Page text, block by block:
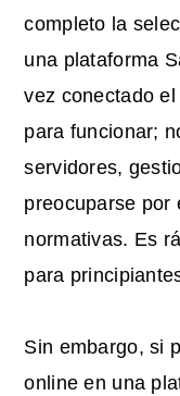
completo la
una plataforma
vez conectado
para funcionar;
servidores,
preocuparse por
normativas. Es
para
Sin embargo, si
online en una